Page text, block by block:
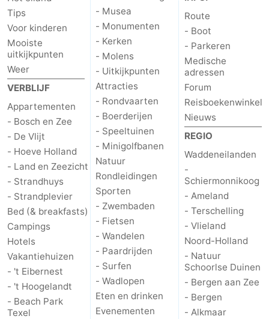
Tips
Voor kinderen
Mooiste
uitkijkpunten
Weer
VERBLIJF
Appartementen
- Bosch en Zee
- De Vlijt
- Hoeve Holland
- Land en Zeezicht
- Strandhuys
- Strandplevier
Bed (& breakfasts)
Campings
Hotels
Vakantiehuizen
- 't Eibernest
- 't Hoogelandt
- Beach Park
Texel
- Musea
- Monumenten
- Kerken
- Molens
- Uitkijkpunten
Attracties
- Rondvaarten
- Boerderijen
- Speeltuinen
- Minigolfbanen
Natuur
Rondleidingen
Sporten
- Zwembaden
- Fietsen
- Wandelen
- Paardrijden
- Surfen
- Wadlopen
Eten en drinken
Evenementen
Route
- Boot
- Parkeren
Medische
adressen
Forum
Reisboekenwinkel
Nieuws
REGIO
Waddeneilanden
-
Schiermonnikoog
- Ameland
- Terschelling
- Vlieland
Noord-Holland
- Natuur
Schoorlse Duinen
- Bergen aan Zee
- Bergen
- Alkmaar